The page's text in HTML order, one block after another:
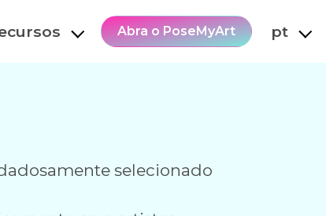
Abra o PoseMyArt pt
selecionado